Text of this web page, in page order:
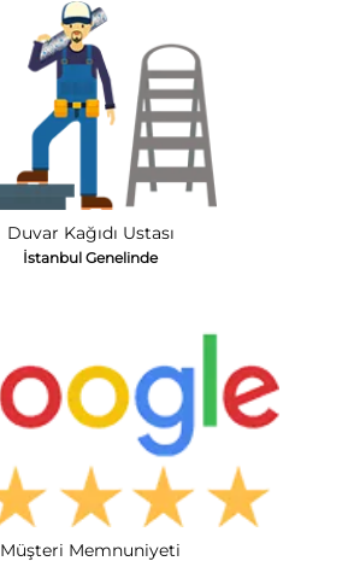
Duvar Kağıdı Ustası
İstanbul Genelinde
Müşteri Memnuniyeti